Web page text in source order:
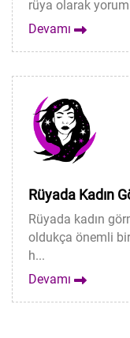
rüya olarak
Devamı
Rüyada Kadın
Rüyada kadın
oldukça önemli
h...
Devamı